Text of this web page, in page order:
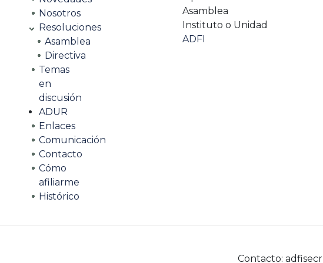
Nosotros
Resoluciones
Asamblea
Directiva
Temas
en
discusión
ADUR
Enlaces
Comunicación
Contacto
Cómo
afiliarme
Histórico
Asamblea
Instituto o Unidad
ADFI
Contacto: adfisecr